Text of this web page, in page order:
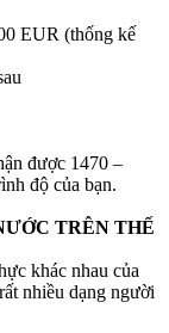
EUR (thống kế
được 1470 –
độ của bạn.
TRÊN THẾ
khác nhau của
nhiều dạng người